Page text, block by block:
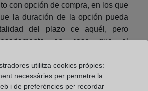
con opción de compra, en los que
la duración de la opción pueda
del plazo de aquél, pero
en caso que el
utilitza cookies pròpies:
necessàries per permetre la
i de preferències per recordar